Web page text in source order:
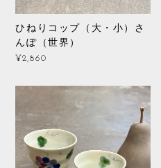
ひねりコップ（大・小）さ
んぽ（世界）
¥2,860